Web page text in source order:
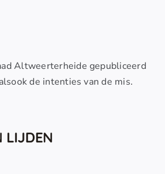
Altweerterheide gepubliceerd
de intenties van de mis.
LIJDEN